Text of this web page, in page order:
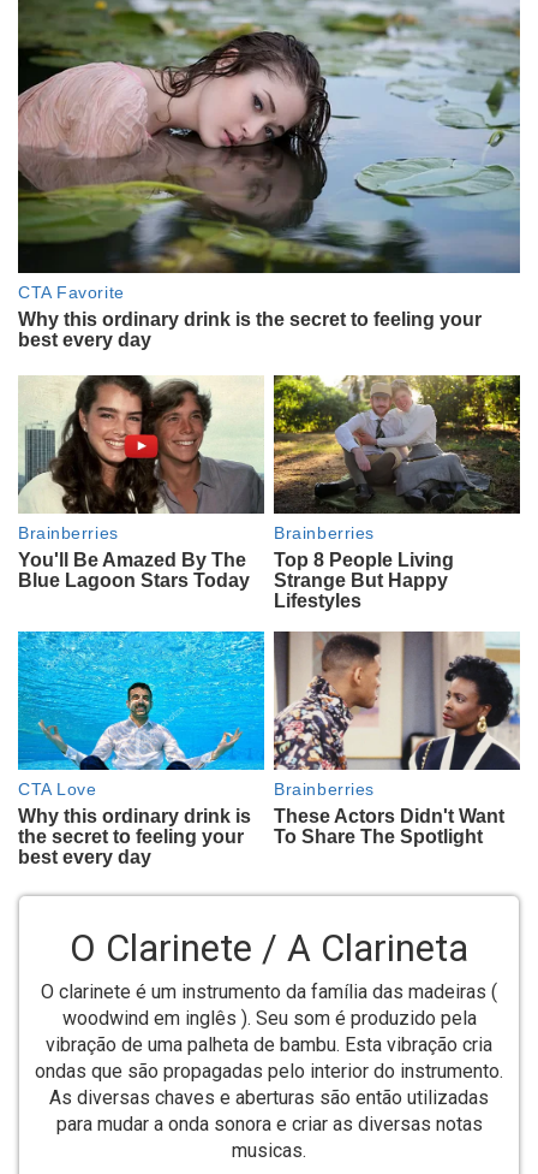
O Clarinete / A Clarineta
O clarinete é um instrumento da família das madeiras (
woodwind em inglês ). Seu som é produzido pela
vibração de uma palheta de bambu. Esta vibração cria
ondas que são propagadas pelo interior do instrumento.
As diversas chaves e aberturas são então utilizadas
para mudar a onda sonora e criar as diversas notas
musicas.